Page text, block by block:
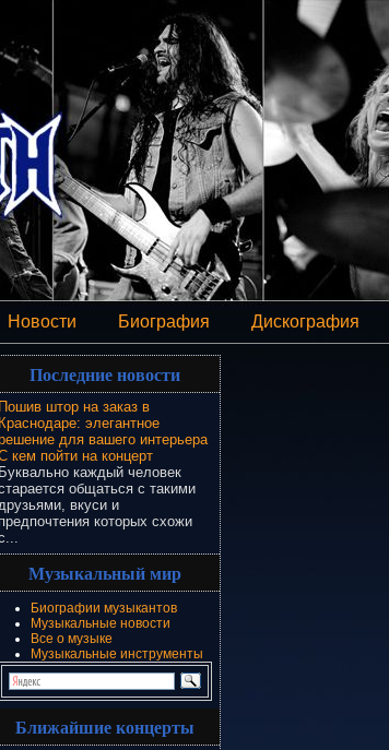
Новости Биография Дискография
Последние новости
Пошив штор на заказ в
Краснодаре: элегантное
для вашего интерьера
кем пойти на концерт
Буквально каждый человек
общаться с такими
вкуси и
предпочтения которых схожи
Музыкальный мир
Биографии музыкантов
Музыкальные новости
Все о музыке
Музыкальные инструменты
Ближайшие концерты